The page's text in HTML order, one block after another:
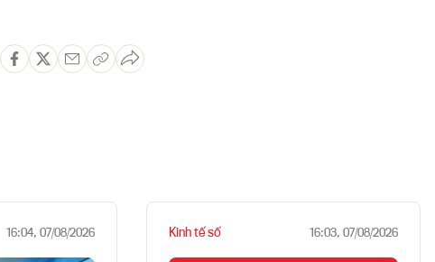
16:04, 07/08/2026 Kinh tế số 16:03, 07/08/2026